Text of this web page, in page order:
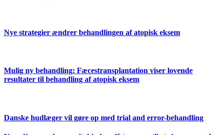
Nye strategier ændrer behandlingen af atopisk eksem
Mulig ny behandling: Fæcestransplantation viser lovende
resultater til behandling af atopisk eksem
Danske hudlæger vil gøre op med trial and error-behandling